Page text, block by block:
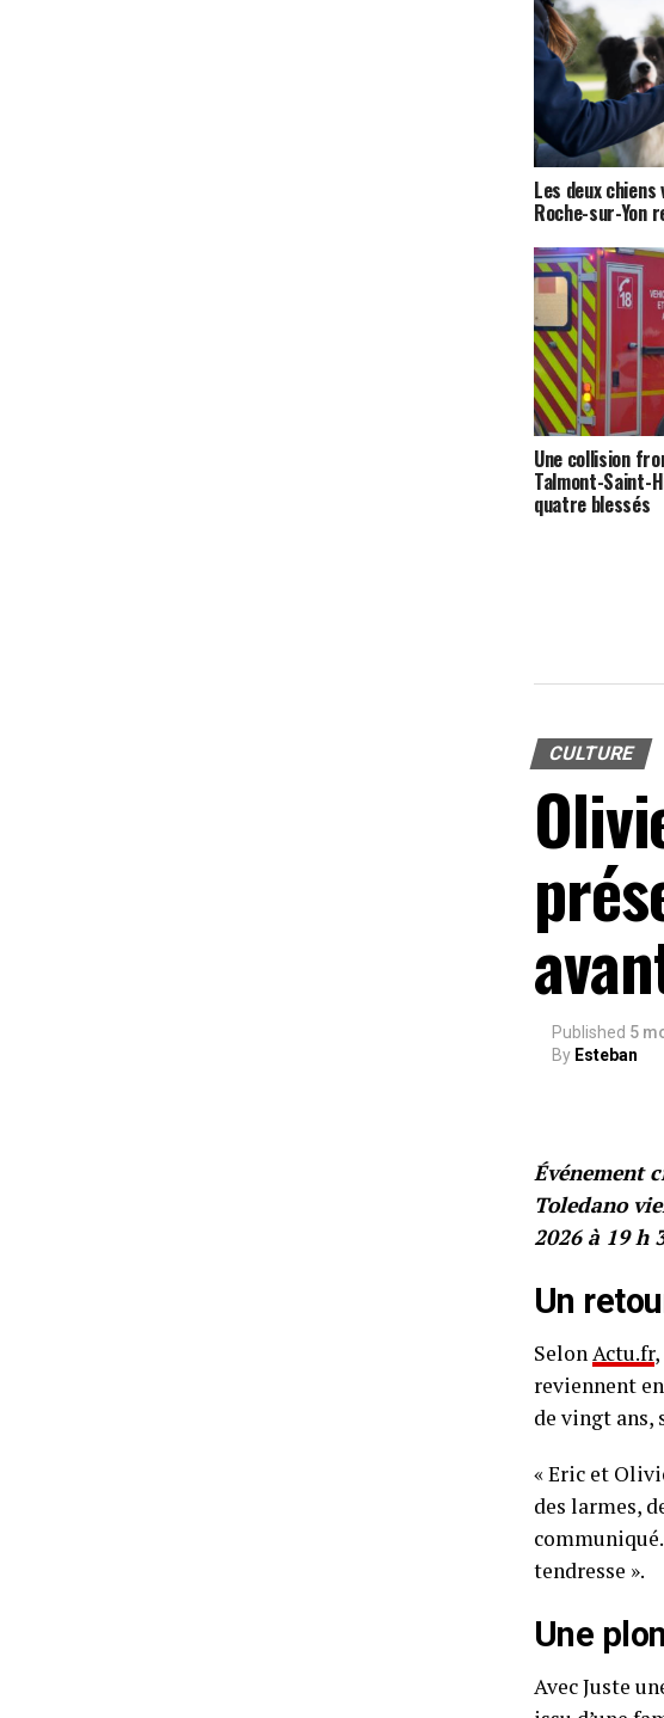
Les deux chiens
Roche-sur-Yon
Une collision
Talmont-Saint-
quatre blessés
CULTURE
Published 5
By Esteban
Événement
Toledano
2026 à 19 h
Un
SelonActu.fr
reviennent
de vingt ans,
« Eric et
des larmes,
tendresse ».
Une
Avec Juste